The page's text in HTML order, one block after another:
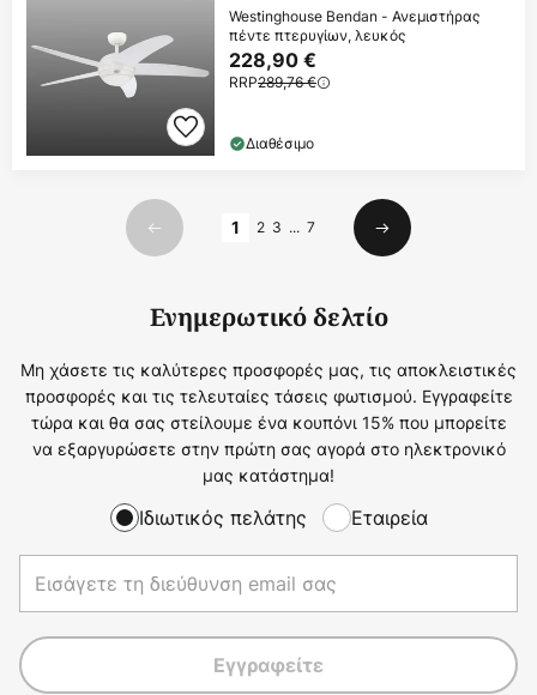
Westinghouse Bendan - Ανεμιστήρας
πέντε πτερυγίων, λευκός
228,90 €
RRP289,76 €
Διαθέσιμο
Προηγούμενο
1 2 3 ... 7
Επόμενο
Ενημερωτικό δελτίο
Μη χάσετε τις καλύτερες προσφορές μας, τις αποκλειστικές
προσφορές και τις τελευταίες τάσεις φωτισμού. Εγγραφείτε
τώρα και θα σας στείλουμε ένα κουπόνι 15% που μπορείτε
να εξαργυρώσετε στην πρώτη σας αγορά στο ηλεκτρονικό
μας κατάστημα!
Ιδιωτικός πελάτης Εταιρεία
Εγγραφείτε